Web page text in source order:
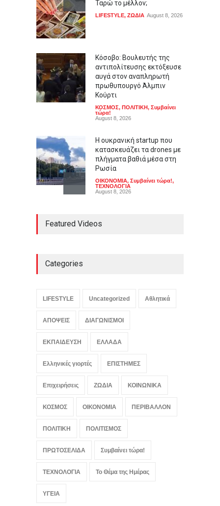
Ταρώ το μέλλον;
LIFESTYLE, ΖΩΔΙΑ August 8, 2026
Κόσοβο: Βουλευτής της
αντιπολίτευσης εκτόξευσε
αυγά στον αναπληρωτή
πρωθυπουργό Άλμπιν
Κούρτι
ΚΟΣΜΟΣ, ΠΟΛΙΤΙΚΗ, Συμβαίνει
τώρα!
August 8, 2026
Η ουκρανική startup που
κατασκευάζει τα drones με
πλήγματα βαθιά μέσα στη
Ρωσία
ΟΙΚΟΝΟΜΙΑ, Συμβαίνει τώρα!,
ΤΕΧΝΟΛΟΓΙΑ
August 8, 2026
συνιστούν δημόσιο κίνδυνο
άρνηση της Μπενφίκα για
Αθλητικά August 8, 2026
Featured Videos
Categories
LIFESTYLE Uncategorized Αθλητικά
ΑΠΟΨΕΙΣ ΔΙΑΓΩΝΙΣΜΟΙ
ΕΚΠΑΙΔΕΥΣΗ ΕΛΛΑΔΑ
Ελληνικές γιορτές ΕΠΙΣΤΗΜΕΣ
Επιχειρήσεις ΖΩΔΙΑ ΚΟΙΝΩΝΙΚΑ
ΚΟΣΜΟΣ ΟΙΚΟΝΟΜΙΑ ΠΕΡΙΒΑΛΛΟΝ
ΠΟΛΙΤΙΚΗ ΠΟΛΙΤΙΣΜΟΣ
ΠΡΩΤΟΣΕΛΙΔΑ Συμβαίνει τώρα!
ΤΕΧΝΟΛΟΓΙΑ Το Θέμα της Ημέρας
ΥΓΕΙΑ